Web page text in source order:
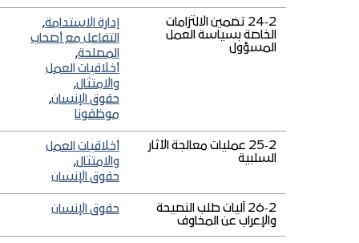
2‑24 تضمين الالتزامات
الخاصة بسياسة العمل
المسؤول
إدارة الاستدامة,
التفاعل مع أصحاب
المصلحة,
أخلاقيات العمل
والامتثال,
حقوق الإنسان,
موظفونا
2‑25 عمليات معالجة الآثار
السلبية
أخلاقيات العمل
والامتثال,
حقوق الإنسان
2‑26 آليات طلب النصيحة
والإعراب عن المخاوف
حقوق الإنسان